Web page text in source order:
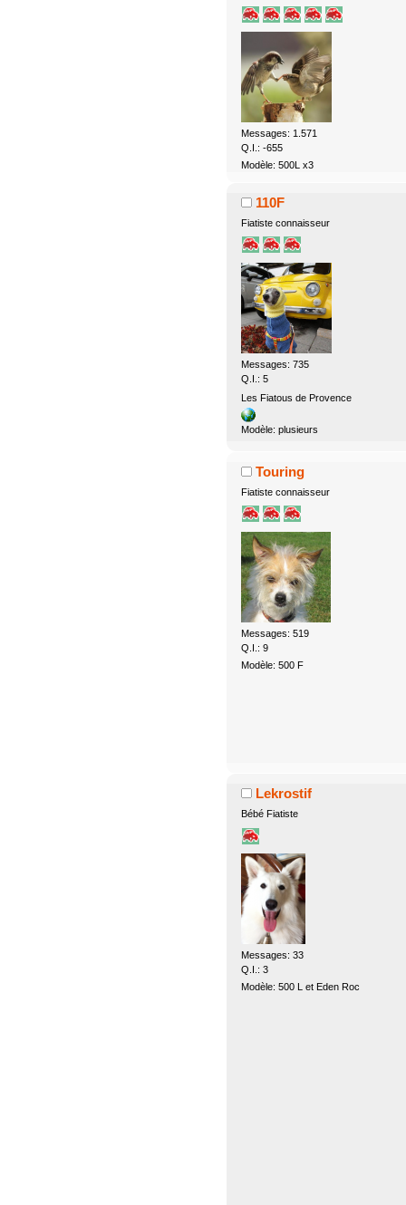
Messages: 1.571
Q.I.: -655
Modèle: 500L x3
110F
Fiatiste connaisseur
Messages: 735
Q.I.: 5
Les Fiatous de Provence
Modèle: plusieurs
Touring
Fiatiste connaisseur
Messages: 519
Q.I.: 9
Modèle: 500 F
Lekrostif
Bébé Fiatiste
Messages: 33
Q.I.: 3
Modèle: 500 L et Eden Roc